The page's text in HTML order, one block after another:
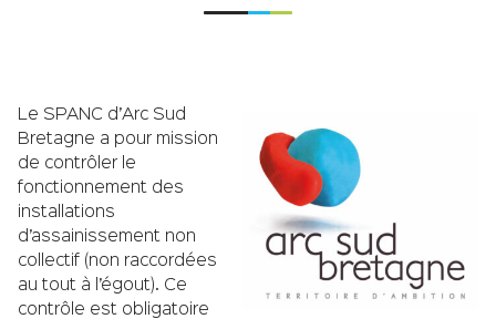
Le SPANC d’Arc Sud
Bretagne a pour mission
de contrôler le
fonctionnement des
installations
d’assainissement non
collectif (non raccordées
au tout à l’égout). Ce
contrôle est obligatoire